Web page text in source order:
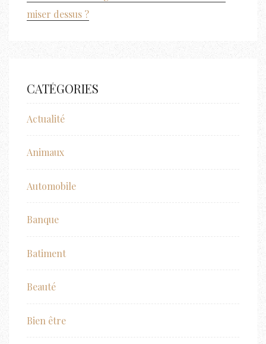
miser dessus ?
CATÉGORIES
Actualité
Animaux
Automobile
Banque
Batiment
Beauté
Bien être